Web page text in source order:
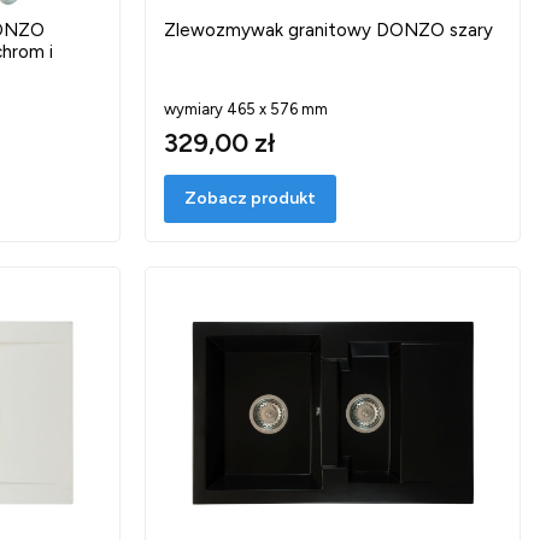
i
Zlewozmywak granitowy DONZO szary
wymiary 465 x 576 mm
329,00 zł
Zobacz produkt